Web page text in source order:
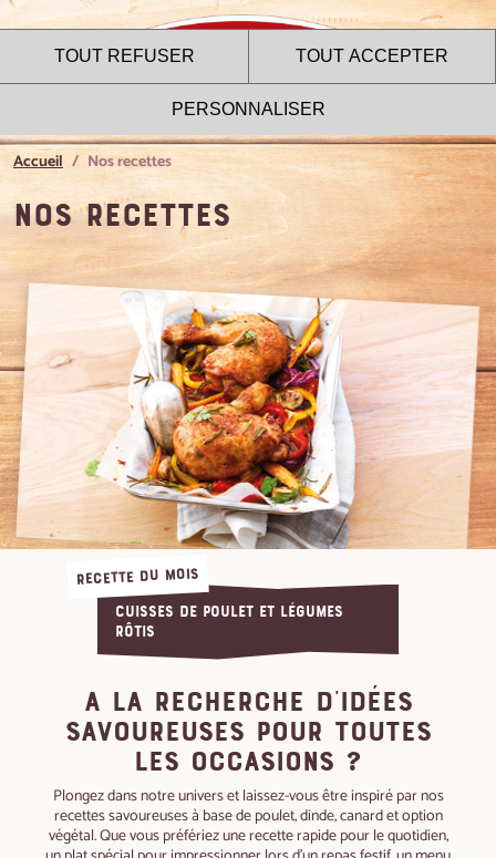
Accueil Nos recettes
Nos Recettes
RECETTE DU MOIS
Cuisses de poulet et légumes
rôtis
A la recherche d'idées
savoureuses pour toutes
les occasions ?
Plongez dans notre univers et laissez-vous être inspiré par nos
recettes savoureuses à base de poulet, dinde, canard et option
végétal. Que vous préfériez une recette rapide pour le quotidien,
Le site internet Le Gaulois
utilise des cookies !
Nous utilisons des cookies pour nous assurer du bon
fonctionnement de notre site et à des fins analytiques. Vous
pouvez changer d'avis à tout moment en cliquant sur l'icône
présente sur chaque page de notre site. En autorisant ces
services tiers, vous acceptez le dépôt et la lecture de
cookies et l'utilisation de technologies de suivi nécessaires
à leur bon fonctionnement.
Charte de confidentialité
TOUT REFUSER TOUT ACCEPTER
PERSONNALISER